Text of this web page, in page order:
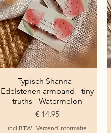
Snel overzicht
Typisch Shanna -
Edelstenen armband - tiny
truths - Watermelon
Prijs
€ 14,95
incl.BTW | Verzend informatie